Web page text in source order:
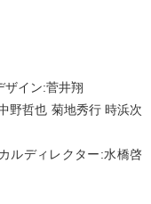
ザイン:菅井翔
野哲也 菊地秀行 時浜次
ルディレクター:水橋啓